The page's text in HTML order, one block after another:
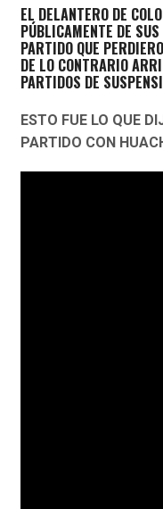
EL DELANTERO DE
PÚBLICAMENTE DE
PARTIDO QUE
DE LO CONTRARIO
PARTIDOS DE
ESTO FUE LO QUE
PARTIDO CON